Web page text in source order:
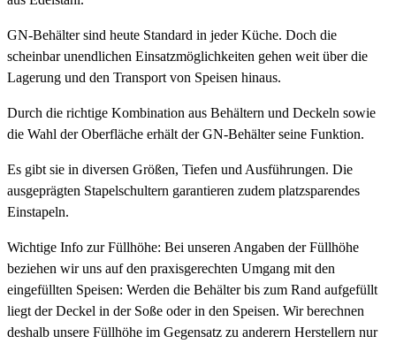
GN-Behälter sind heute Standard in jeder Küche. Doch die
scheinbar unendlichen Einsatzmöglichkeiten gehen weit über die
Lagerung und den Transport von Speisen hinaus.
Durch die richtige Kombination aus Behältern und Deckeln sowie
die Wahl der Oberfläche erhält der GN-Behälter seine Funktion.
Es gibt sie in diversen Größen, Tiefen und Ausführungen. Die
ausgeprägten Stapelschultern garantieren zudem platzsparendes
Einstapeln.
Wichtige Info zur Füllhöhe: Bei unseren Angaben der Füllhöhe
beziehen wir uns auf den praxisgerechten Umgang mit den
eingefüllten Speisen: Werden die Behälter bis zum Rand aufgefüllt
liegt der Deckel in der Soße oder in den Speisen. Wir berechnen
deshalb unsere Füllhöhe im Gegensatz zu anderern Herstellern nur